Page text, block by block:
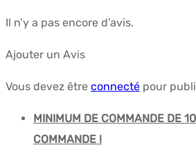
Il n’y a pas encore d’avis.
Ajouter un Avis
Vous devez être connecté pour
MINIMUM DE COMMANDE DE
COMMANDE !